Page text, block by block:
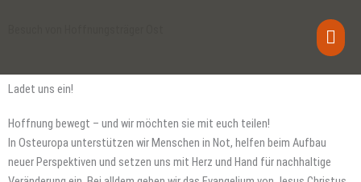
Ladet uns ein!
Hoffnung bewegt – und wir möchten sie mit euch teilen!
In Osteuropa unterstützen wir Menschen in Not, helfen beim Aufbau
neuer Perspektiven und setzen uns mit Herz und Hand für nachhaltige